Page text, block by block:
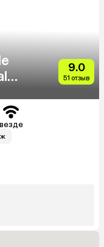
9.0
51 отзыв
везде